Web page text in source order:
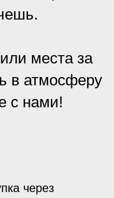
места за
в атмосферу
с нами!
через